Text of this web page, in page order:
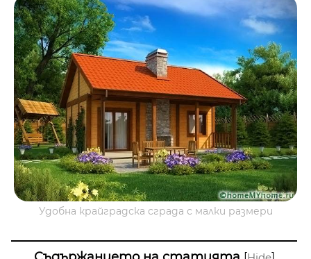
Удобна крайградска сграда с малки размери